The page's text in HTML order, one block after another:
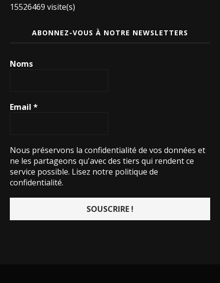
15526469 visite(s)
ABONNEZ-VOUS À NOTRE NEWSLETTERS
Noms
Email *
Nous préservons la confidentialité de vos données et
ne les partageons qu'avec des tiers qui rendent ce
service possible. Lisez notre politique de
confidentialité.